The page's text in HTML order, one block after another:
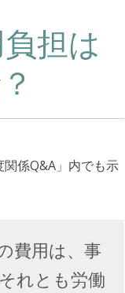
担は
係Q&A」内でも示
費用は、事
れとも労働